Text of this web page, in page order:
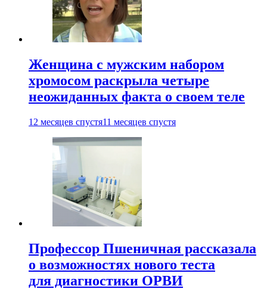
Женщина с мужским набором
хромосом раскрыла четыре
неожиданных факта о своем теле
12 месяцев спустя11 месяцев спустя
Профессор Пшеничная рассказала
о возможностях нового теста
для диагностики ОРВИ